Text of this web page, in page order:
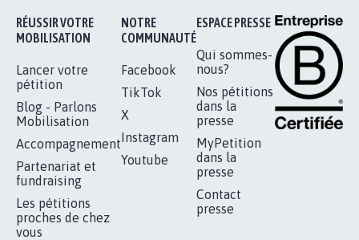
RÉUSSIR VOTRE
MOBILISATION
Lancer votre
pétition
Blog - Parlons
Mobilisation
Accompagnement
Partenariat et
fundraising
Les pétitions
proches de chez
vous
NOTRE
COMMUNAUTÉ
Facebook
TikTok
X
Instagram
Youtube
ESPACE PRESSE
Qui sommes-
nous?
Nos pétitions
dans la
presse
MyPetition
dans la
presse
Contact
presse